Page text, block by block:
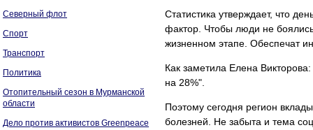
Северный флот
Спорт
Транспорт
Политика
Отопительный сезон в Мурманской
области
Дело против активистов Greenpeace
Статистика утверждает, что
фактор. Чтобы люди не
жизненном этапе. Обеспечат
Как заметила Елена
на 28%".
Поэтому сегодня регион
болезней. Не забыта и тема